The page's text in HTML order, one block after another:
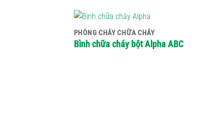
PHÒNG CHÁY CHỮA CHÁY
Bình chữa cháy bột Alpha ABC